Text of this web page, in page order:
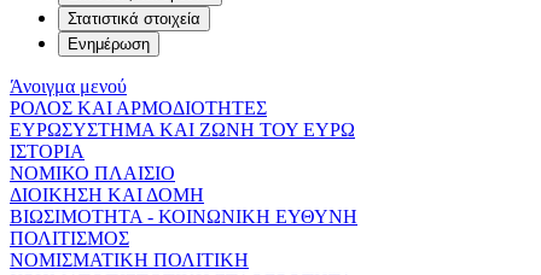
Στατιστικά στοιχεία
Ενημέρωση
Άνοιγμα μενού
ΡΟΛΟΣ ΚΑΙ ΑΡΜΟΔΙΟΤΗΤΕΣ
ΕΥΡΩΣΥΣΤΗΜΑ ΚΑΙ ΖΩΝΗ ΤΟΥ ΕΥΡΩ
ΙΣΤΟΡΙΑ
ΝΟΜΙΚΟ ΠΛΑΙΣΙΟ
ΔΙΟΙΚΗΣΗ ΚΑΙ ΔΟΜΗ
ΒΙΩΣΙΜΟΤΗΤΑ - ΚΟΙΝΩΝΙΚΗ ΕΥΘΥΝΗ
ΠΟΛΙΤΙΣΜΟΣ
ΝΟΜΙΣΜΑΤΙΚΗ ΠΟΛΙΤΙΚΗ